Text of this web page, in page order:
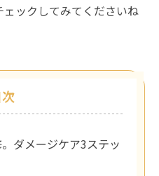
ックしてみてくださいね
ダメージケア3ステッ